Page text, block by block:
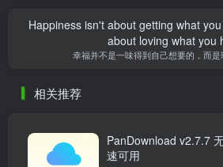
Happiness isn't about getting what
about loving what you
幸福并不是一味得到自己想要的，而
相关推荐
PanDownload v2.7.7
速可用